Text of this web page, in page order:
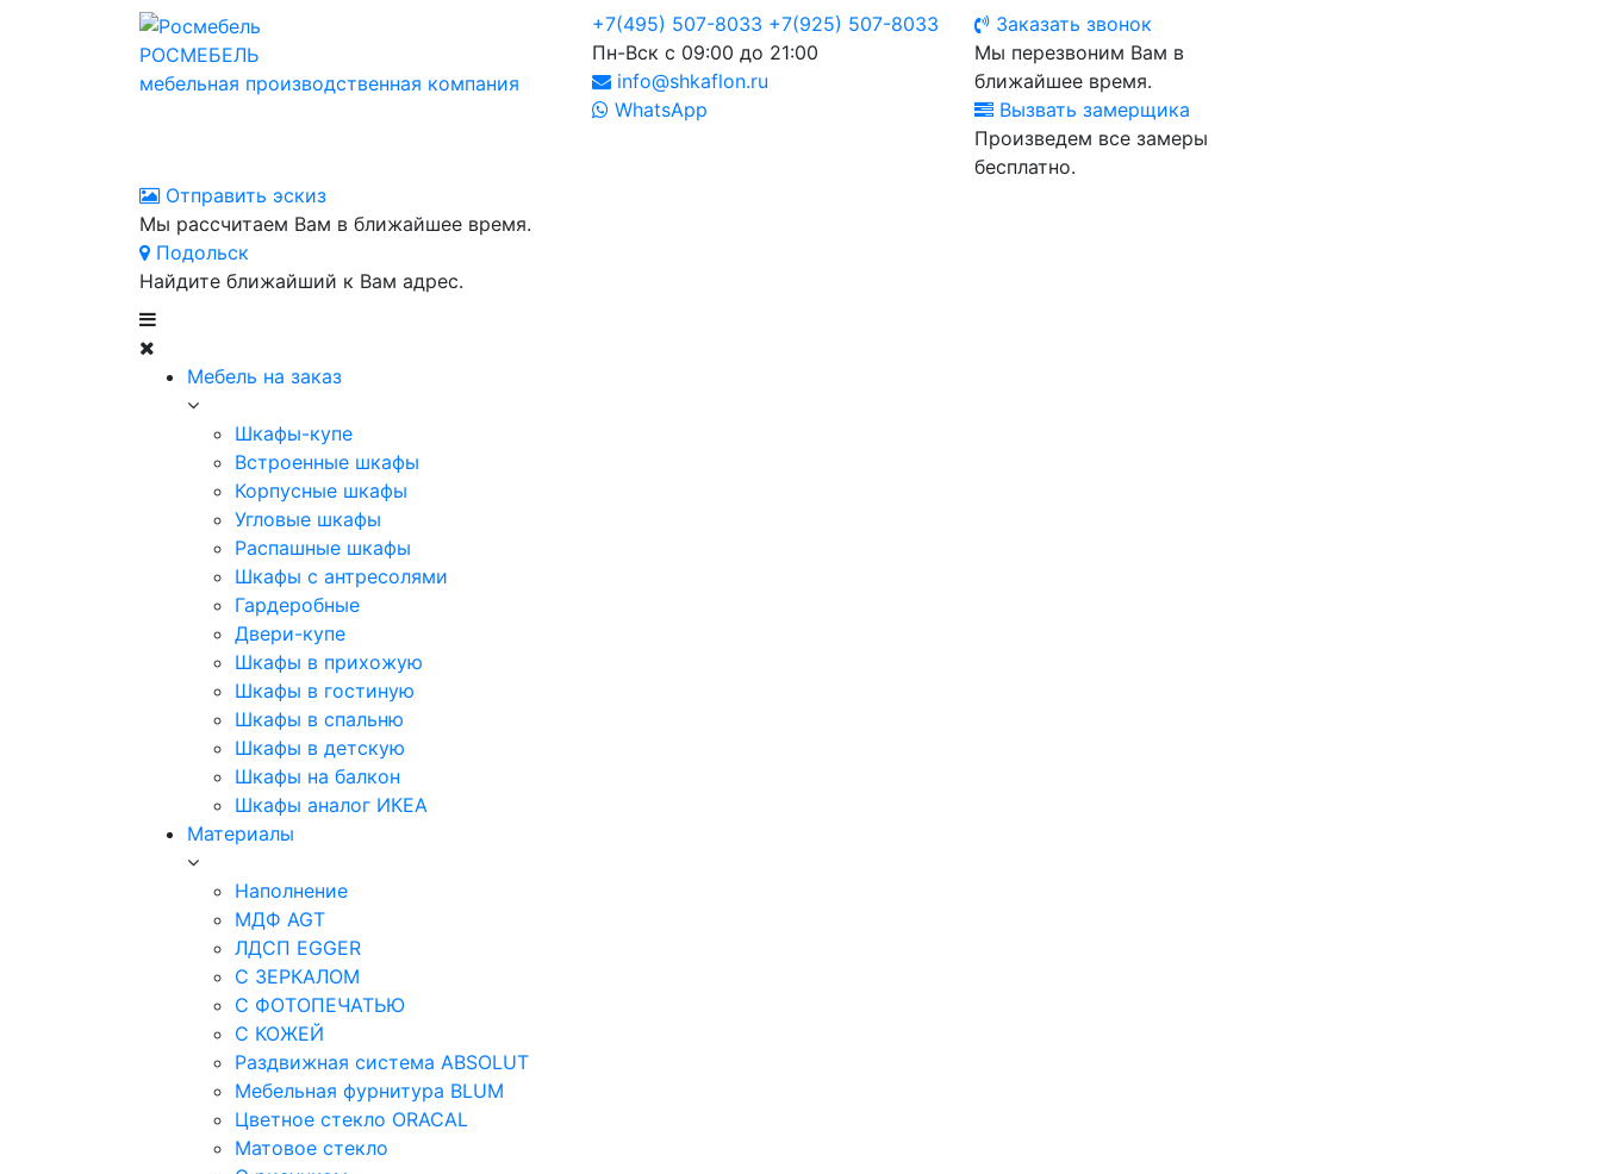
РОСМЕБЕЛЬ
мебельная производственная компания
+7(495) 507-8033 +7(925) 507-8033
Пн-Вск с 09:00 до 21:00
info@shkaflon.ru
WhatsApp
Заказать звонок
Мы перезвоним Вам в
ближайшее время.
Вызвать замерщика
Произведем все замеры
бесплатно.
Отправить эскиз
Мы рассчитаем Вам в ближайшее время.
Подольск
Найдите ближайший к Вам адрес.
Мебель на заказ
Шкафы-купе
Встроенные шкафы
Корпусные шкафы
Угловые шкафы
Распашные шкафы
Шкафы с антресолями
Гардеробные
Двери-купе
Шкафы в прихожую
Шкафы в гостиную
Шкафы в спальню
Шкафы в детскую
Шкафы на балкон
Шкафы аналог ИКЕА
Материалы
Наполнение
МДФ AGT
ЛДСП EGGER
С ЗЕРКАЛОМ
С ФОТОПЕЧАТЬЮ
С КОЖЕЙ
Раздвижная система ABSOLUT
Мебельная фурнитура BLUM
Цветное стекло ORACAL
Матовое стекло